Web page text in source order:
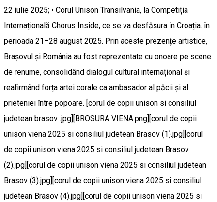
22 iulie 2025; • Corul Unison Transilvania, la Competiția
Internațională Chorus Inside, ce se va desfășura în Croația, în
perioada 21–28 august 2025. Prin aceste prezențe artistice,
Brașovul și România au fost reprezentate cu onoare pe scene
de renume, consolidând dialogul cultural internațional și
reafirmând forța artei corale ca ambasador al păcii și al
prieteniei între popoare. [corul de copii unison si consiliul
judetean brasov .jpg][BROSURA VIENA.png][corul de copii
unison viena 2025 si consiliul judetean Brasov (1).jpg][corul
de copii unison viena 2025 si consiliul judetean Brasov
(2).jpg][corul de copii unison viena 2025 si consiliul judetean
Brasov (3).jpg][corul de copii unison viena 2025 si consiliul
judetean Brasov (4).jpg][corul de copii unison viena 2025 si